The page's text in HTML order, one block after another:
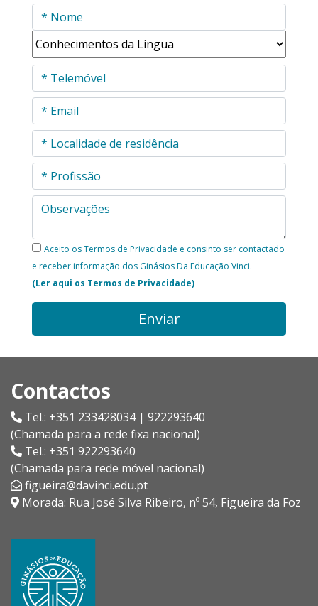
Aceito os Termos de Privacidade e consinto ser contactado
e receber informação dos Ginásios Da Educação Vinci.
(Ler aqui os Termos de Privacidade)
Enviar
Contactos
Tel.: +351 233428034 | 922293640
(Chamada para a rede fixa nacional)
Tel.: +351 922293640
(Chamada para rede móvel nacional)
figueira@davinci.edu.pt
Morada: Rua José Silva Ribeiro, nº 54, Figueira da Foz